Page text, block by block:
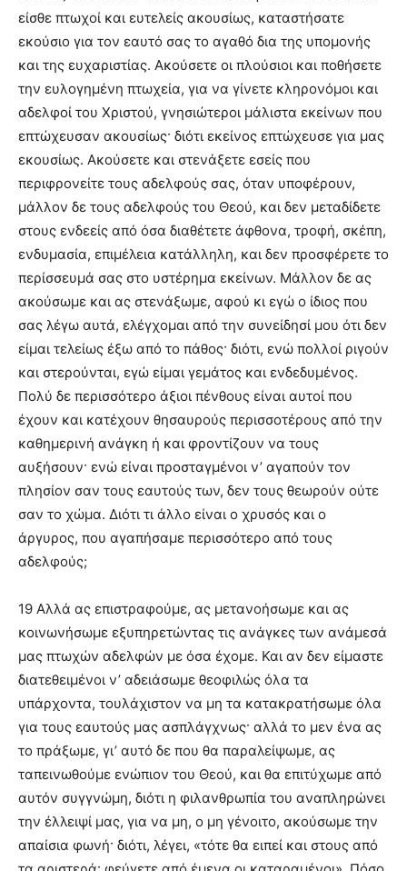
είσθε πτωχοί και ευτελείς ακουσίως, καταστήσατε
εκούσιο για τον εαυτό σας το αγαθό δια της υπομονής
και της ευχαριστίας. Ακούσετε οι πλούσιοι και ποθήσετε
την ευλογημένη πτωχεία, για να γίνετε κληρονόμοι και
αδελφοί του Χριστού, γνησιώτεροι μάλιστα εκείνων που
επτώχευσαν ακουσίως· διότι εκείνος επτώχευσε για μας
εκουσίως. Ακούσετε και στενάξετε εσείς που
περιφρονείτε τους αδελφούς σας, όταν υποφέρουν,
μάλλον δε τους αδελφούς του Θεού, και δεν μεταδίδετε
στους ενδεείς από όσα διαθέτετε άφθονα, τροφή, σκέπη,
ενδυμασία, επιμέλεια κατάλληλη, και δεν προσφέρετε το
περίσσευμά σας στο υστέρημα εκείνων. Μάλλον δε ας
ακούσωμε και ας στενάξωμε, αφού κι εγώ ο ίδιος που
σας λέγω αυτά, ελέγχομαι από την συνείδησί μου ότι δεν
είμαι τελείως έξω από το πάθος· διότι, ενώ πολλοί ριγούν
και στερούνται, εγώ είμαι γεμάτος και ενδεδυμένος.
Πολύ δε περισσότερο άξιοι πένθους είναι αυτοί που
έχουν και κατέχουν θησαυρούς περισσοτέρους από την
καθημερινή ανάγκη ή και φροντίζουν να τους
αυξήσουν· ενώ είναι προσταγμένοι ν’ αγαπούν τον
πλησίον σαν τους εαυτούς των, δεν τους θεωρούν ούτε
σαν το χώμα. Διότι τι άλλο είναι ο χρυσός και ο
άργυρος, που αγαπήσαμε περισσότερο από τους
αδελφούς;
19 Αλλά ας επιστραφούμε, ας μετανοήσωμε και ας
κοινωνήσωμε εξυπηρετώντας τις ανάγκες των ανάμεσά
μας πτωχών αδελφών με όσα έχομε. Και αν δεν είμαστε
διατεθειμένοι ν’ αδειάσωμε θεοφιλώς όλα τα
υπάρχοντα, τουλάχιστον να μη τα κατακρατήσωμε όλα
για τους εαυτούς μας ασπλάγχνως· αλλά το μεν ένα ας
το πράξωμε, γι’ αυτό δε που θα παραλείψωμε, ας
ταπεινωθούμε ενώπιον του Θεού, και θα επιτύχωμε από
αυτόν συγγνώμη, διότι η φιλανθρωπία του αναπληρώνει
την έλλειψί μας, για να μη, ο μη γένοιτο, ακούσωμε την
απαίσια φωνή· διότι, λέγει, «τότε θα ειπεί και στους από